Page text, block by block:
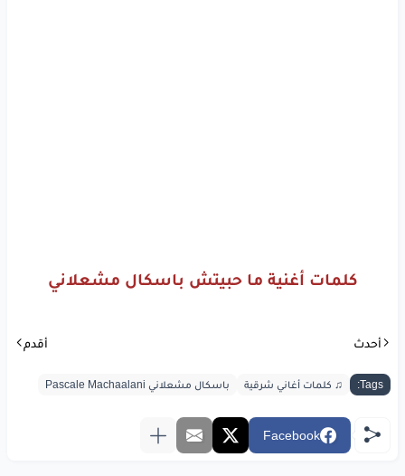
كلمات أغنية ما حبيتش باسكال مشعلاني
أحدث أقدم
Tags: ♫ كلمات أغاني شرقية باسكال مشعلاني Pascale Machaalani
Facebook